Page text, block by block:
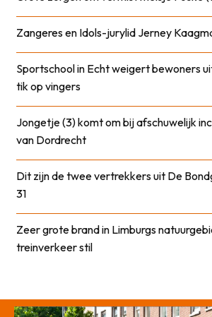
Zangeres en Idols-jurylid Jerney
Sportschool in Echt weigert bewoners
tik op vingers
Jongetje (3) komt om bij afschuwelijk
van Dordrecht
Dit zijn de twee vertrekkers uit De
31
Zeer grote brand in Limburgs
treinverkeer stil